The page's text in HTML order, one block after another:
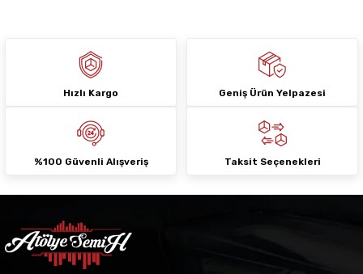
Hızlı Kargo Geniş Ürün Yelpazesi
%100 Güvenli Alışveriş Taksit Seçenekleri